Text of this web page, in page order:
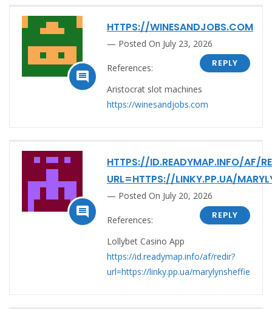

HTTPS://WINESANDJOBS.COM
Posted On July 23, 2026
REPLY
References:
Aristocrat slot machines
https://winesandjobs.com

HTTPS://ID.READYMAP.INFO/AF/
URL=HTTPS://LINKY.PP.UA/
Posted On July 20, 2026
REPLY
References:
Lollybet Casino App
https://id.readymap.info/af/redir?
url=https://linky.pp.ua/marylynsheffie